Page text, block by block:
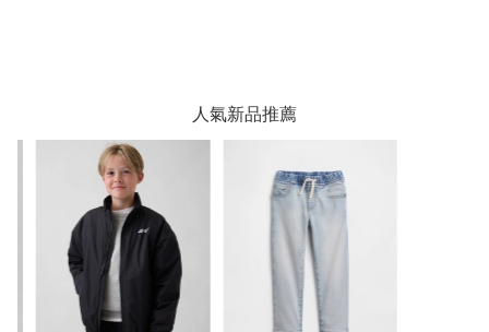
人氣新品推薦